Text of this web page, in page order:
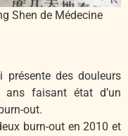
Shen de Médecine
présente des douleurs
ans faisant état d’un
out.
burn-out en 2010 et